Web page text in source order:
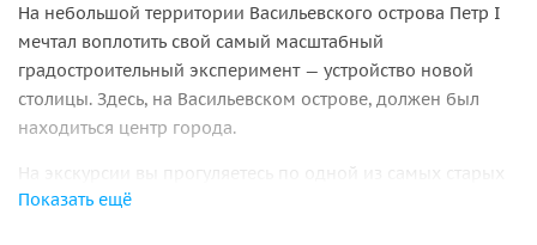
На небольшой территории Васильевского острова Петр I
мечтал воплотить свой самый масштабный
градостроительный эксперимент — устройство новой
столицы. Здесь, на Васильевском острове, должен был
находиться центр города.
На экскурсии вы прогуляетесь по одной из самых старых
петербургских улиц, расположенных между 6-ой и 7-ой
Показать ещё